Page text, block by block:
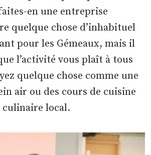
en une entreprise
quelque chose d’inhabituel
pour les Gémeaux, mais il
l’activité vous plaît à tous
quelque chose comme une
air ou des cours de cuisine
local.